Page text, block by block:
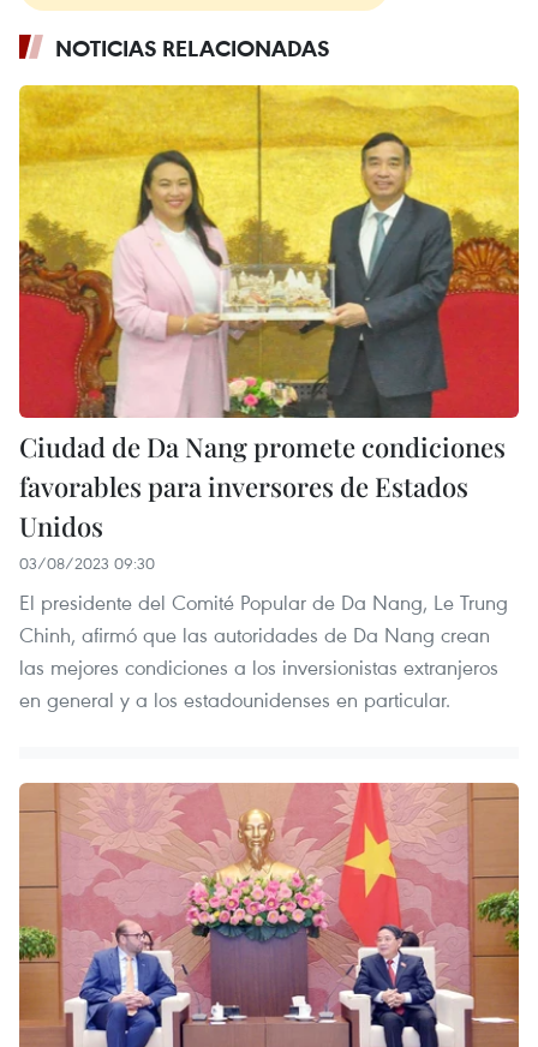
NOTICIAS RELACIONADAS
Ciudad de Da Nang promete condiciones
favorables para inversores de Estados
Unidos
03/08/2023 09:30
El presidente del Comité Popular de Da Nang, Le Trung
Chinh, afirmó que las autoridades de Da Nang crean
las mejores condiciones a los inversionistas extranjeros
en general y a los estadounidenses en particular.